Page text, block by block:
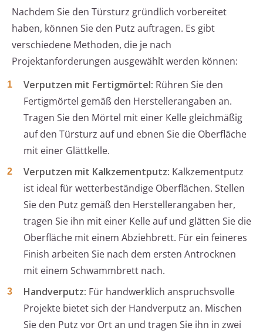
Nachdem Sie den Türsturz gründlich vorbereitet
haben, können Sie den Putz auftragen. Es gibt
verschiedene Methoden, die je nach
Projektanforderungen ausgewählt werden können:
Verputzen mit Fertigmörtel: Rühren Sie den
Fertigmörtel gemäß den Herstellerangaben an.
Tragen Sie den Mörtel mit einer Kelle gleichmäßig
auf den Türsturz auf und ebnen Sie die Oberfläche
mit einer Glättkelle.
Verputzen mit Kalkzementputz: Kalkzementputz
ist ideal für wetterbeständige Oberflächen. Stellen
Sie den Putz gemäß den Herstellerangaben her,
tragen Sie ihn mit einer Kelle auf und glätten Sie die
Oberfläche mit einem Abziehbrett. Für ein feineres
Finish arbeiten Sie nach dem ersten Antrocknen
mit einem Schwammbrett nach.
Handverputz: Für handwerklich anspruchsvolle
Projekte bietet sich der Handverputz an. Mischen
Sie den Putz vor Ort an und tragen Sie ihn in zwei